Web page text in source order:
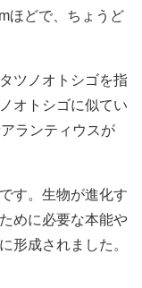
ほどで、ちょうど
ツノオトシゴを指
オトシゴに似てい
ランティウスが
です。生物が進化す
めに必要な本能や
形成されました。